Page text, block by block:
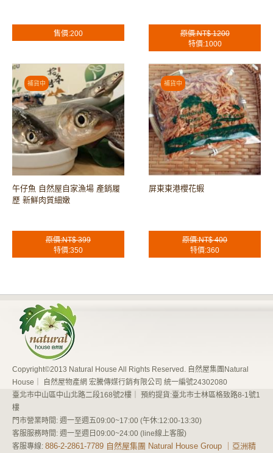
售價:200
原價:NT$ 1200
特價:1000
午仔魚 自然屋自家漁場 產銷履
歷 新鮮肉質細嫩
原價:NT$ 399
特價:350
屏東東港櫻花蝦
原價:NT$ 400
特價:360
Copyright©2013 Natural House All Rights Reserved. 自然屋集團Natural
House｜ 自然屋物產網 宏騰傳媒行銷有限公司 統一編號24302080
臺北市中山區中山北路二段168號2樓｜ 預約提貨:臺北市士林區格致路8-1號1
樓
門市營業時間: 週一至週五09:00~17:00 (午休:12:00-13:30)
客服服務時間: 週一至週日09:00~24:00 (line線上客服)
客服專線: 886-2-2861-7789 自然屋集團 Natural House Group ｜亞洲精